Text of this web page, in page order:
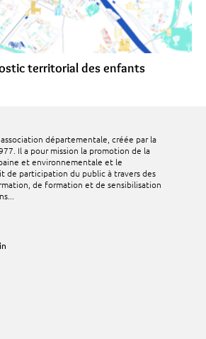
territorial des enfants
départementale, créée par la
Il a pour mission la promotion de la
et environnementale et le
de participation du public à travers des
de formation et de sensibilisation